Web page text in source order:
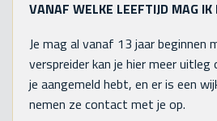
VANAF WELKE LEEFTIJD MAG IK
Je mag al vanaf 13 jaar beginnen
verspreider kan je hier meer uitleg
je aangemeld hebt, en er is een
nemen ze contact met je op.